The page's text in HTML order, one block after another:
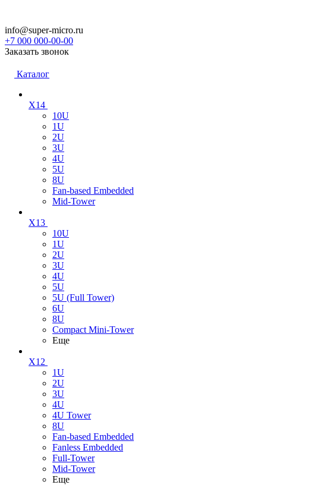
info@super-micro.ru
+7 000 000-00-00
Заказать звонок
Каталог
X14
10U
1U
2U
3U
4U
5U
8U
Fan-based Embedded
Mid-Tower
X13
10U
1U
2U
3U
4U
5U
5U (Full Tower)
6U
8U
Compact Mini-Tower
Еще
X12
1U
2U
3U
4U
4U Tower
8U
Fan-based Embedded
Fanless Embedded
Full-Tower
Mid-Tower
Еще